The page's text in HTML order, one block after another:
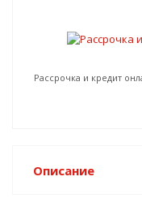
Рассрочка и кредит
Описание